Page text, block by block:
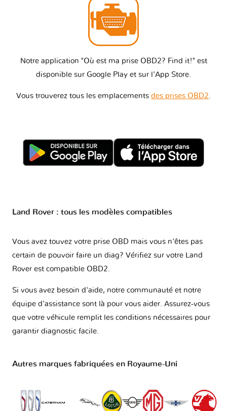
Notre application "Où est ma prise OBD2? Find it!" est
disponible sur Google Play et sur l'App Store.
Vous trouverez tous les emplacements des prises OBD2
Land Rover : tous les modèles compatibles
Vous avez touvez votre prise OBD mais vous n'êtes pas
certain de pouvoir faire un diag? Vérifiez sur votre
Land
Rover est compatible OBD2
Si vous avez besoin d'aide, notre communauté et notre
équipe d'assistance sont là pour vous aider. Assurez-vous
que votre véhicule remplit les conditions nécessaires pour
garantir diagnostic facile.
Autres marques fabriquées en Royaume-Uni